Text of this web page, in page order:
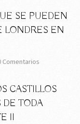
SE PUEDEN
LONDRES EN
Comentarios
CASTILLOS
DE TODA
II